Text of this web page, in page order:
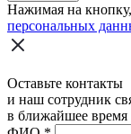
Нажимая на
персональных
Оставьте контакты
и наш сотрудник
в ближайшее время